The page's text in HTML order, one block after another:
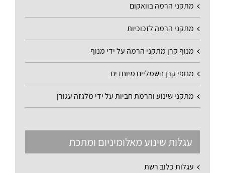
מתקני הרמה בוואקום
מתקני הרמה לזכוכיות
מנוף קרן מתקני הרמה על ידי מנוף
מנופי קרן חשמליים מיוחדים
מתקני שינוע והרמת חביות על ידי מלגזה עגורן
עגלות שינוע מאלומיניום ומתכת
עגלות כלוב רשת